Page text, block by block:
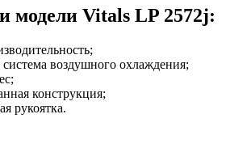
модели Vitals LP 2572j:
воздушного охлаждения;
конструкция;
рукоятка.